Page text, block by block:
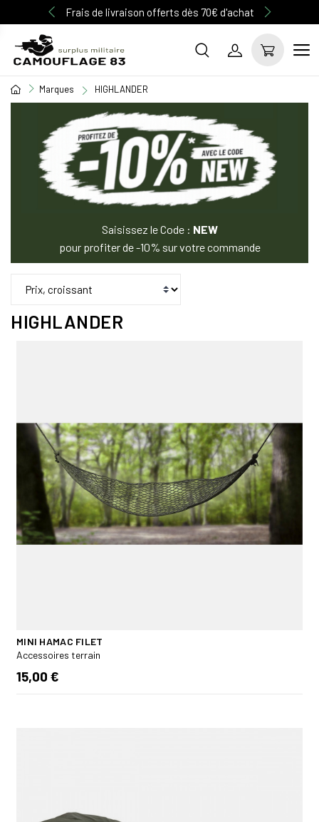
Frais de livraison offerts dès 70€ d'achat
Découvrez notre gamme d'articles Multicam
Marques HIGHLANDER
Saisissez le Code : NEW
pour profiter de -10% sur votre commande
HIGHLANDER
MINI HAMAC FILET
Accessoires terrain
15,00 €